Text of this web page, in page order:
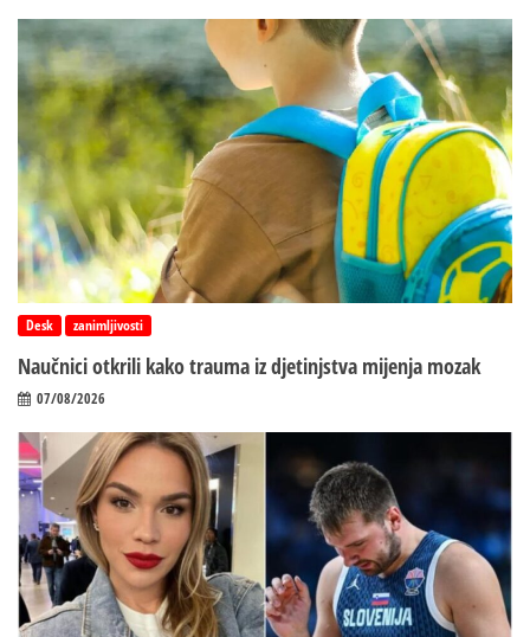
Desk zanimljivosti
Naučnici otkrili kako trauma iz d‌jetinjstva mijenja mozak
07/08/2026